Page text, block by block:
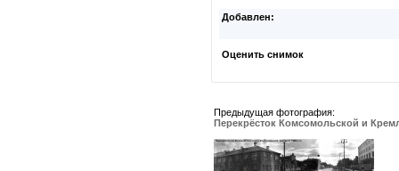
Добавлен:
Оценить снимок
Предыдущая фотография:
Перекрёсток Комсомольской и